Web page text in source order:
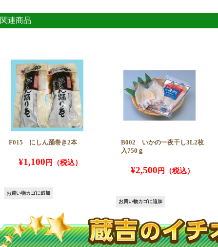
関連商品
F015 にしん踊巻き2本
¥1,100
お買い物カゴに追加
B002 いかの一夜干し3L2枚
入750ｇ
¥2,500
お買い物カゴに追加